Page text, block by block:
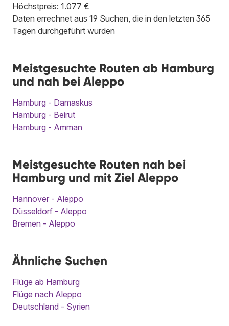
Höchstpreis: 1.077 €
Daten errechnet aus 19 Suchen, die in den letzten 365
Tagen durchgeführt wurden
Meistgesuchte Routen ab Hamburg
und nah bei Aleppo
Hamburg - Damaskus
Hamburg - Beirut
Hamburg - Amman
Meistgesuchte Routen nah bei
Hamburg und mit Ziel Aleppo
Hannover - Aleppo
Düsseldorf - Aleppo
Bremen - Aleppo
Ähnliche Suchen
Flüge ab Hamburg
Flüge nach Aleppo
Deutschland - Syrien